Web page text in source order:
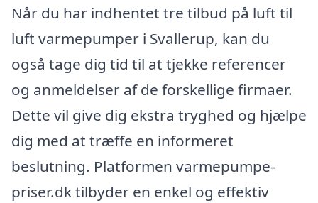
Når du har indhentet tre tilbud på luft til
luft varmepumper i Svallerup, kan du
også tage dig tid til at tjekke referencer
og anmeldelser af de forskellige firmaer.
Dette vil give dig ekstra tryghed og hjælpe
dig med at træffe en informeret
beslutning. Platformen varmepumpe-
priser.dk tilbyder en enkel og effektiv